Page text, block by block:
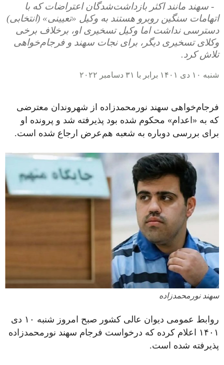
- سهند مانند اکثر بازداشت‌شدگان اعتراضات که با
اتهامات سنگین روبرو هستند به وکیل «تعیینی» (انتخابی)
دسترسی نداشت اما وکیل تسخیری او، برخلاف برخی
وکلای تسخیری دیگر، برای نجات سهند و فرجام‌خواهی
تلاش کرد.
شنبه ۱۰ دی ۱۴۰۱ برابر با ۳۱ دسامبر ۲۰۲۲
فرجام‌خواهی سهند نورمحمدزاده از شهروندان معترضی
که به «اعدام» محکوم شده بود پذیرفته شد و پرونده او
برای بررسی دوباره به شعبه هم‌عرض ارجاع شده است.
سهند نورمحمدزاده
روابط عمومی دیوان عالی کشور صبح امروز شنبه ۱۰ دی
۱۴۰۱ اعلام کرده که درخواست فرجام‌ سهند نورمحمدزاده
پذیرفته شده است.